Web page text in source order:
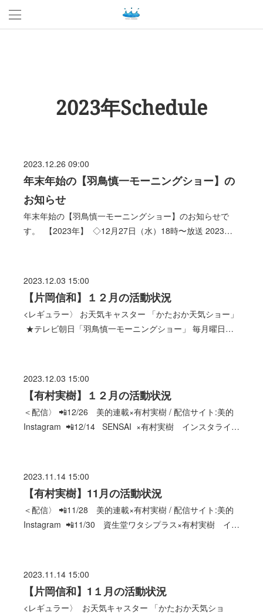
2023年Schedule
2023.12.26 09:00
年末年始の【羽鳥慎一モーニングショー】の
お知らせ
年末年始の【羽鳥慎一モーニングショー】のお知らせで
す。 【2023年】 ◇12月27日（水）18時〜放送 2023…
2023.12.03 15:00
【片岡信和】１２月の活動状況
<レギュラー〉 お天気キャスター 「かたおか天気ショー」
★テレビ朝日「羽鳥慎一モーニングショー」 毎月曜日…
2023.12.03 15:00
【有村実樹】１２月の活動状況
＜配信〉 📲12/26 美的連載×有村実樹 / 配信サイト:美的
Instagram 📲12/14 SENSAI ×有村実樹 インスタライ…
2023.11.14 15:00
【有村実樹】11月の活動状況
＜配信〉 📲11/28 美的連載×有村実樹 / 配信サイト:美的
Instagram 📲11/30 資生堂ワタシプラス×有村実樹 イ…
2023.11.14 15:00
【片岡信和】1１月の活動状況
<レギュラー〉 お天気キャスター 「かたおか天気ショ